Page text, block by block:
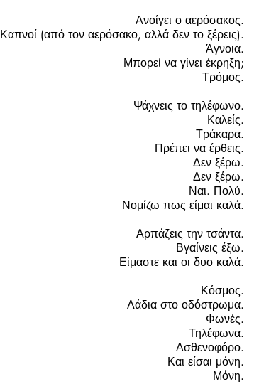
Ανοίγει ο αερόσακος.
Καπνοί (από τον αερόσακο, αλλά δεν το ξέρεις).
Άγνοια.
Μπορεί να γίνει έκρηξη;
Τρόμος.
Ψάχνεις το τηλέφωνο.
Καλείς.
Τράκαρα.
Πρέπει να έρθεις.
Δεν ξέρω.
Δεν ξέρω.
Ναι. Πολύ.
Νομίζω πως είμαι καλά.
Αρπάζεις την τσάντα.
Βγαίνεις έξω.
Είμαστε και οι δυο καλά.
Κόσμος.
Λάδια στο οδόστρωμα.
Φωνές.
Τηλέφωνα.
Ασθενοφόρο.
Και είσαι μόνη.
Μόνη.